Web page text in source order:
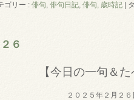
ゴリー : 俳句 俳句日記 俳句, 歳時記
６
【今日の一句＆
２０２５年２月２